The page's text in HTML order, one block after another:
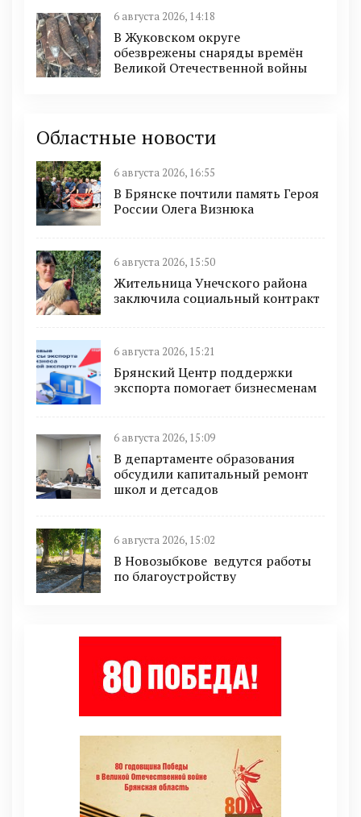
6 августа 2026, 14:18
В Жуковском округе
обезврежены снаряды времён
Великой Отечественной войны
Областные новости
6 августа 2026, 16:55
В Брянске почтили память Героя
России Олега Визнюка
6 августа 2026, 15:50
Жительница Унечского района
заключила социальный контракт
6 августа 2026, 15:21
Брянский Центр поддержки
экспорта помогает бизнесменам
6 августа 2026, 15:09
В департаменте образования
обсудили капитальный ремонт
школ и детсадов
6 августа 2026, 15:02
В Новозыбкове ведутся работы
по благоустройству